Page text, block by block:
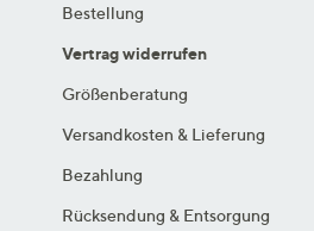
Bestellung
Vertrag widerrufen
Größenberatung
Versandkosten & Lieferung
Bezahlung
Rücksendung & Entsorgung